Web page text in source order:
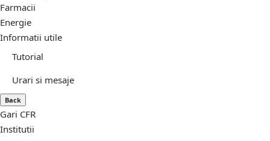
Farmacii
Energie
Informatii utile
Tutorial
Urari si mesaje
Back
Gari CFR
Institutii